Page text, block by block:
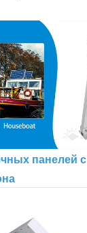
панелей с